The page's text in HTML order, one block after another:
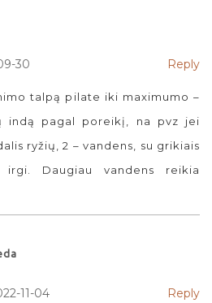
30 Reply
talpą pilate iki maximumo –
indą pagal poreikį, na pvz jei
ryžių, 2 – vandens, su grikiais
Daugiau vandens reikia
11-04 Reply